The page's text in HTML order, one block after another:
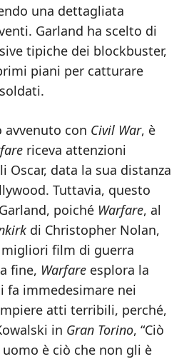
una dettagliata
Garland ha scelto di
tipiche dei blockbuster,
piani per catturare
con Civil War, è
riceva attenzioni
Oscar, data la sua distanza
Tuttavia, questo
poiché Warfare, al
di Christopher Nolan,
film di guerra
fine, Warfare esplora la
fa immedesimare nei
atti terribili, perché,
in Gran Torino, “Ciò
è ciò che non gli è